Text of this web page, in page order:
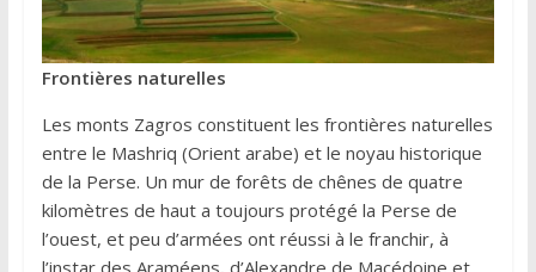
Frontières naturelles
Les monts Zagros constituent les frontières naturelles
entre le Mashriq (Orient arabe) et le noyau historique
de la Perse. Un mur de forêts de chênes de quatre
kilomètres de haut a toujours protégé la Perse de
l’ouest, et peu d’armées ont réussi à le franchir, à
l’instar des Araméens, d’Alexandre de Macédoine et